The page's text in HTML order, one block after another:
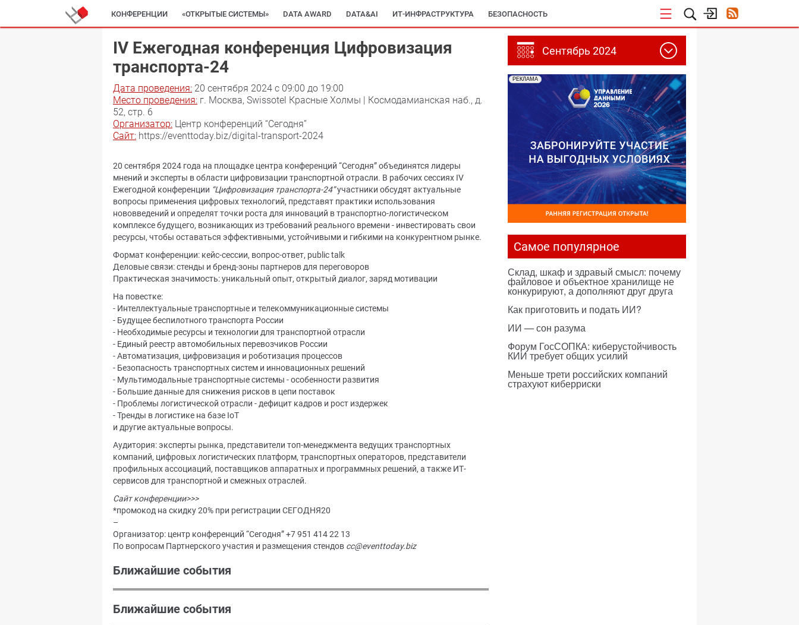
КОНФЕРЕНЦИИ «ОТКРЫТЫЕ СИСТЕМЫ» DATA AWARD DATA&AI ИТ-ИНФРАСТРУКТУРА БЕЗОПАСНОСТЬ
IV Ежегодная конференция Цифровизация
транспорта-24
Дата проведения: 20 сентября 2024 c 09:00 до 19:00
Место проведения: г. Москва, Swissotel Красные Холмы | Космодамианская наб., д.
52, стр. 6
Организатор: Центр конференций “Сегодня”
Сайт: https://eventtoday.biz/digital-transport-2024
20 сентября 2024 года на площадке центра конференций “Сегодня” объединятся лидеры
мнений и эксперты в области цифровизации транспортной отрасли. В рабочих сессиях IV
Ежегодной конференции “Цифровизация транспорта-24”участники обсудят актуальные
вопросы применения цифровых технологий, представят практики использования
нововведений и определят точки роста для инноваций в транспортно-логистическом
комплексе будущего, возникающих из требований реального времени - инвестировать свои
ресурсы, чтобы оставаться эффективными, устойчивыми и гибкими на конкурентном рынке.
Формат конференции: кейс-сессии, вопрос-ответ, public talk
Деловые связи: стенды и бренд-зоны партнеров для переговоров
Практическая значимость: уникальный опыт, открытый диалог, заряд мотивации
На повестке:
- Интеллектуальные транспортные и телекоммуникационные системы
- Будущее беспилотного транспорта России
- Необходимые ресурсы и технологии для транспортной отрасли
- Единый реестр автомобильных перевозчиков России
- Автоматизация, цифровизация и роботизация процессов
- Безопасность транспортных систем и инновационных решений
- Мультимодальные транспортные системы - особенности развития
- Большие данные для снижения рисков в цепи поставок
- Проблемы логистической отрасли - дефицит кадров и рост издержек
- Тренды в логистике на базе IoT
и другие актуальные вопросы.
Аудитория: эксперты рынка, представители топ-менеджмента ведущих транспортных
компаний, цифровых логистических платформ, транспортных операторов, представители
профильных ассоциаций, поставщиков аппаратных и программных решений, а также ИТ-
сервисов для транспортной и смежных отраслей.
Сайт конференции>>>
*промокод на скидку 20% при регистрации СЕГОДНЯ20
–
Организатор: центр конференций “Сегодня” +7 951 414 22 13
По вопросам Партнерского участия и размещения стендов cc@eventtoday.biz
Ближайшие события
Ближайшие события
Сентябрь 2024
РЕКЛАМА
Самое популярное
Склад, шкаф и здравый смысл: почему
файловое и объектное хранилище не
конкурируют, а дополняют друг друга
Как приготовить и подать ИИ?
ИИ — сон разума
Форум ГосСОПКА: киберустойчивость
КИИ требует общих усилий
Меньше трети российских компаний
страхуют киберриски